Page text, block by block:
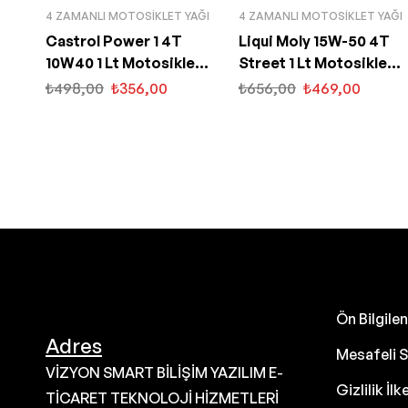
4 ZAMANLI MOTOSIKLET YAĞI
Castrol Power 1 4T
10W40 1 Lt Motosiklet
Yağı
₺498,00 ₺356,00
4 ZAMANLI MOTOSIKLET YAĞI
Liqui Moly 15W-50 4T
Street 1 Lt Motosiklet
Motor Yağı (2555)
₺656,00 ₺469,00
Adres
VİZYON SMART BİLİŞİM YAZILIM E-
TİCARET TEKNOLOJİ HİZMETLERİ
Ön
Mesafeli
Gizlilik